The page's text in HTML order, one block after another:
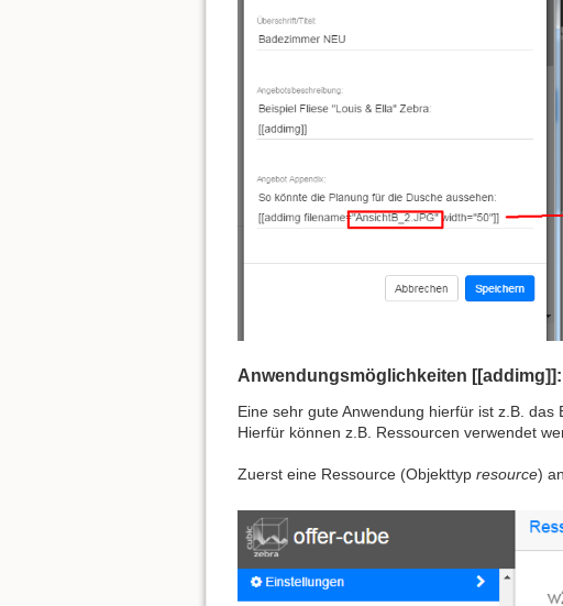
Anwendungsmöglichkeiten
Eine sehr gute Anwendung hierfür ist z.B.
Hierfür können z.B. Ressourcen verwendet
Zuerst eine Ressource (Objekttyp resource)